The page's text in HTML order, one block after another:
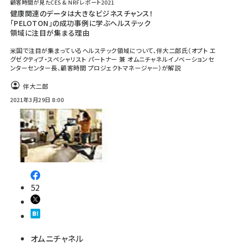
顧客時間が見たCES & NRFレポート2021
健康関連のデータは大きなビジネスチャンス！
「PELOTON」の成功事例に学ぶヘルステック
領域に注目が集まる理由
米国で注目が集まっているヘルステック領域について、伴大二郎氏（オプト エ
グゼクティブ・スペシャリスト パートナー 兼 オムニチャネルイノベーションセ
ンターセンター長、顧客時間 プロジェクトマネージャー）が解説
伴大二郎
2021年3月29日 8:00
52
オムニチャネル